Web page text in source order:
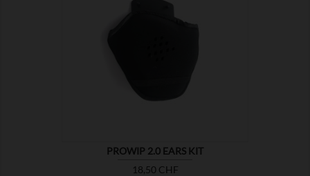
PROWIP 2.0 EARS KIT
Preis
18,50 CHF
